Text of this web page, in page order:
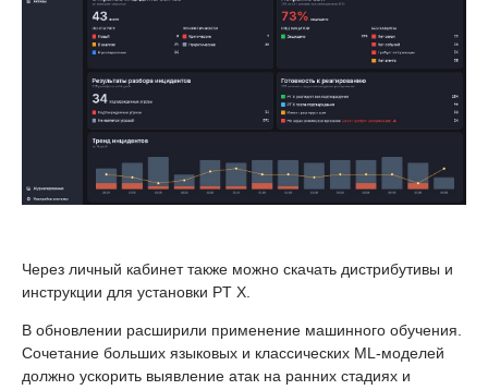
Через личный кабинет также можно скачать дистрибутивы и
инструкции для установки PT X.
В обновлении расширили применение машинного обучения.
Сочетание больших языковых и классических ML-моделей
должно ускорить выявление атак на ранних стадиях и